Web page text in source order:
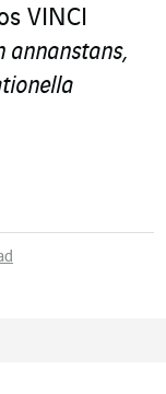
VINCI
annanstans,